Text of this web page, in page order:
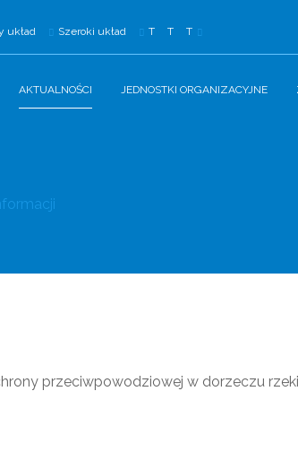
układ Szeroki układ T T T
AKTUALNOŚCI JEDNOSTKI ORGANIZACYJNE
przeciwpowodziowej w dorzeczu